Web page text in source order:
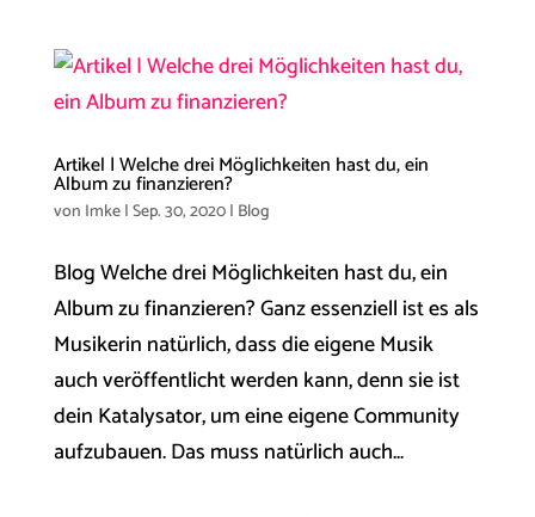
Artikel | Welche drei Möglichkeiten hast du, ein
Album zu finanzieren?
von Imke|Sep. 30, 2020| Blog
Blog Welche drei Möglichkeiten hast du, ein
Album zu finanzieren? Ganz essenziell ist es als
Musikerin natürlich, dass die eigene Musik
auch veröffentlicht werden kann, denn sie ist
dein Katalysator, um eine eigene Community
aufzubauen. Das muss natürlich auch...